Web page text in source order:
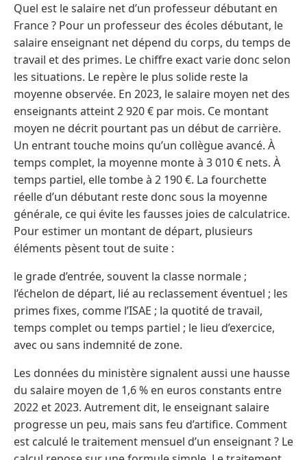
Quel est le salaire net d’un professeur débutant en
France ? Pour un professeur des écoles débutant, le
salaire enseignant net dépend du corps, du temps de
travail et des primes. Le chiffre exact varie donc selon
les situations. Le repère le plus solide reste la
moyenne observée. En 2023, le salaire moyen net des
enseignants atteint 2 920 € par mois. Ce montant
moyen ne décrit pourtant pas un début de carrière.
Un entrant touche moins qu’un collègue avancé. À
temps complet, la moyenne monte à 3 010 € nets. À
temps partiel, elle tombe à 2 190 €. La fourchette
réelle d’un débutant reste donc sous la moyenne
générale, ce qui évite les fausses joies de calculatrice.
Pour estimer un montant de départ, plusieurs
éléments pèsent tout de suite :
le grade d’entrée, souvent la classe normale ;
l’échelon de départ, lié au reclassement éventuel ; les
primes fixes, comme l’ISAE ; la quotité de travail,
temps complet ou temps partiel ; le lieu d’exercice,
avec ou sans indemnité de zone.
Les données du ministère signalent aussi une hausse
du salaire moyen de 1,6 % en euros constants entre
2022 et 2023. Autrement dit, le enseignant salaire
progresse un peu, mais sans feu d’artifice. Comment
est calculé le traitement mensuel d’un enseignant ? Le